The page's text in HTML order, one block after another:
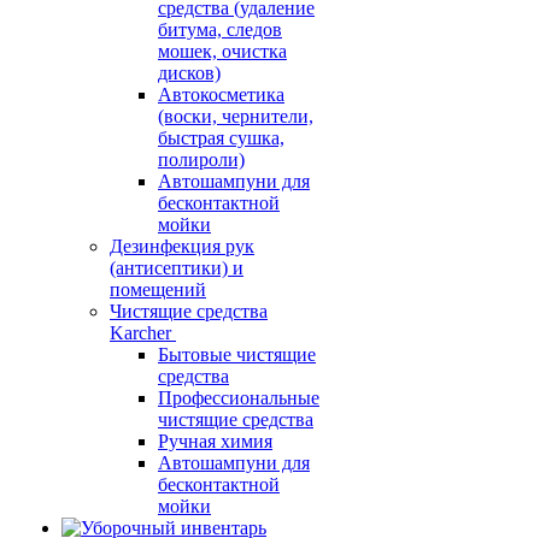
средства (удаление
битума, следов
мошек, очистка
дисков)
Автокосметика
(воски, чернители,
быстрая сушка,
полироли)
Автошампуни для
бесконтактной
мойки
Дезинфекция рук
(антисептики) и
помещений
Чистящие средства
Karcher
Бытовые чистящие
средства
Профессиональные
чистящие средства
Ручная химия
Автошампуни для
бесконтактной
мойки